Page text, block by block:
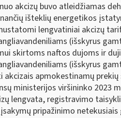
akcizų buvo atleidžiamas
išteklių energetikos
lengvatiniai akcizų
(išskyrus
skirtoms naftos dujoms ir
(išskyrus
apmokestinamų
ministerijos viršininko 2023
lengvata, registravimo
pripažinimo netekusiais